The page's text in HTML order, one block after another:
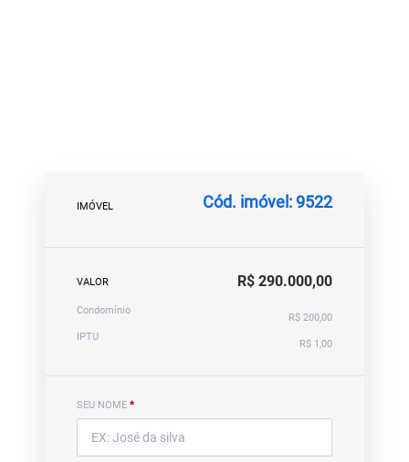
IMÓVEL Cód. imóvel: 9522
VALOR R$ 290.000,00
Condomínio
R$ 200,00
IPTU
R$ 1,00
SEU NOME *